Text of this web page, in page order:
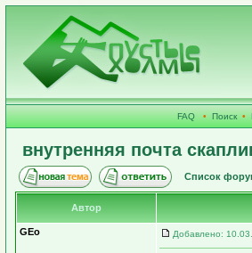
FAQ • Поиск •
внутренняя почта
Список
Автор
GEo Добавлено: